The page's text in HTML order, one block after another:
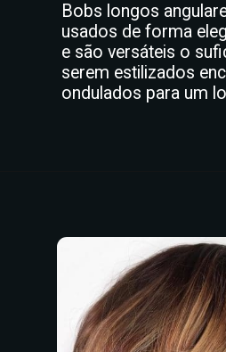
Bobs longos
usados de forma
e são versáteis o
serem estilizados
ondulados para um